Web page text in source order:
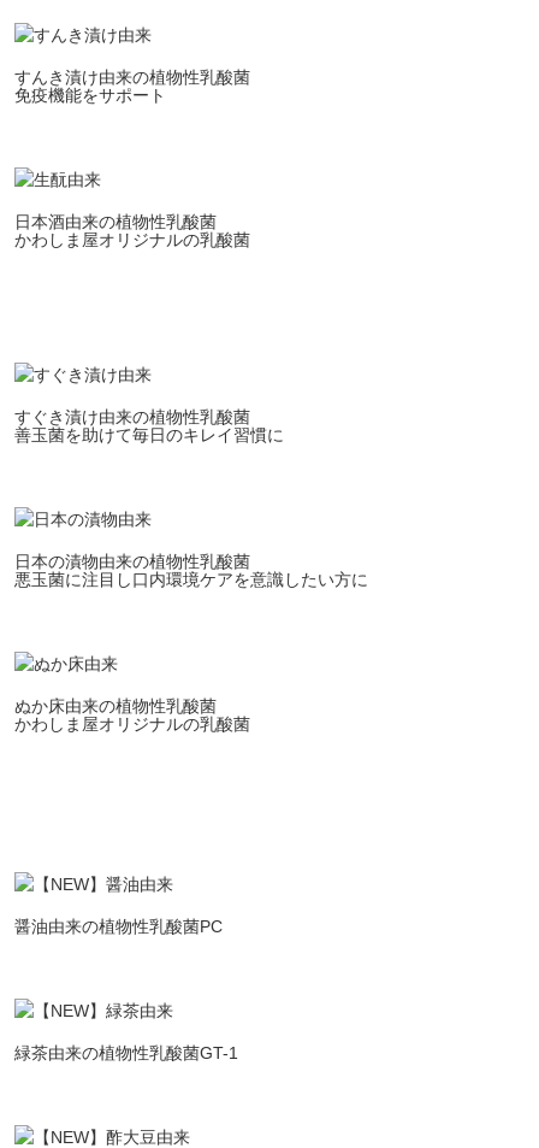
すんき漬け由来の植物性乳酸菌
免疫機能をサポート
日本酒由来の植物性乳酸菌
かわしま屋オリジナルの乳酸菌
すぐき漬け由来の植物性乳酸菌
善玉菌を助けて毎日のキレイ習慣に
日本の漬物由来の植物性乳酸菌
悪玉菌に注目し口内環境ケアを意識したい方に
ぬか床由来の植物性乳酸菌
かわしま屋オリジナルの乳酸菌
醤油由来の植物性乳酸菌PC
緑茶由来の植物性乳酸菌GT-1